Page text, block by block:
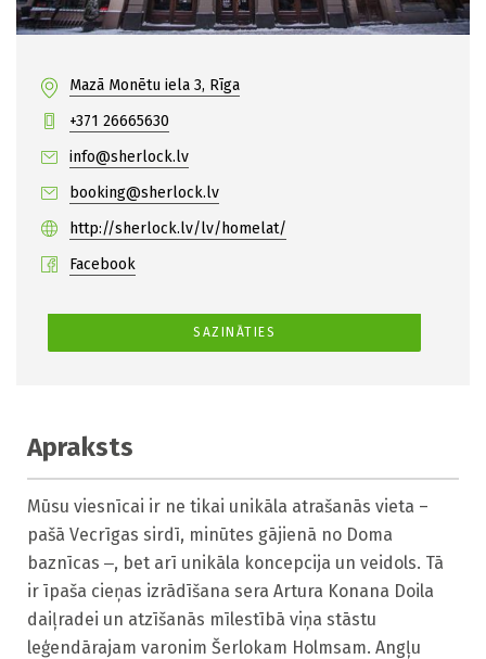
Mazā Monētu iela 3, Rīga
+371 26665630
info@sherlock.lv
booking@sherlock.lv
http://sherlock.lv/lv/homelat/
Facebook
SAZINĀTIES
Apraksts
Mūsu viesnīcai ir ne tikai unikāla atrašanās vieta –
pašā Vecrīgas sirdī, minūtes gājienā no Doma
baznīcas ‒, bet arī unikāla koncepcija un veidols. Tā
ir īpaša cieņas izrādīšana sera Artura Konana Doila
daiļradei un atzīšanās mīlestībā viņa stāstu
leģendārajam varonim Šerlokam Holmsam. Angļu